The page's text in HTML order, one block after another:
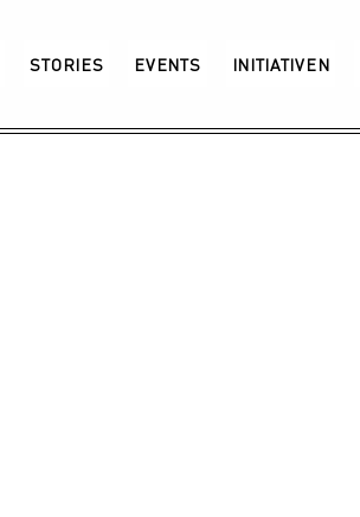
STORIES EVENTS INITIATIVEN